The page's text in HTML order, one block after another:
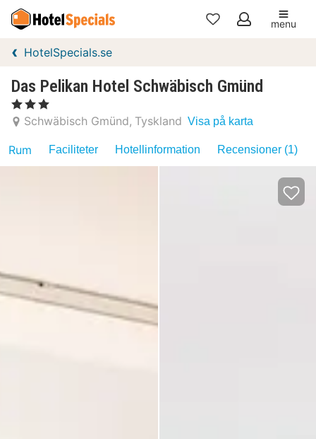
Mina
menu
HotelSpecials.se
Das Pelikan Hotel Schwäbisch Gmünd
, 3 Stjärnor
Schwäbisch Gmünd Tyskland Visa på karta
Rum Faciliteter Hotellinformation Recensioner (1)